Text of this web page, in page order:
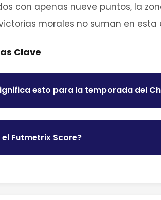
con apenas nueve puntos, la
morales no suman en esta
Clave
esto para la temporada del
el Futmetrix Score?